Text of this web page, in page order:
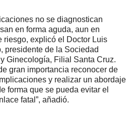
no se diagnostican
en forma aguda, aun en
riesgo, explicó el Doctor Luis
presidente de la Sociedad
Ginecología, Filial Santa Cruz.
gran importancia reconocer de
y realizar un abordaje
forma que se pueda evitar el
fatal”, añadió.